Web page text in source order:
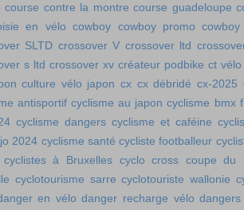
course contre la montre course guadeloupe
en vélo cowboy cowboy promo
SLTD crossover V crossover ltd
s ltd crossover xv créateur podbike ct vélo
culture vélo japon cx cx débridé cx-2025
antisportif cyclisme au japon cyclisme bmx
cyclisme dangers cyclisme et caféine
2024 cyclisme santé cycliste footballeur
cyclistes à Bruxelles cyclo cross coupe du
cyclotourisme sarre cyclotouriste wallonie
en vélo danger recharge vélo